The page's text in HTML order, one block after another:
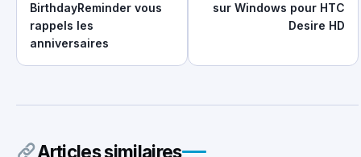
BirthdayReminder vous
rappels les
anniversaires
sur Windows pour HTC
Desire HD
Articles similaires